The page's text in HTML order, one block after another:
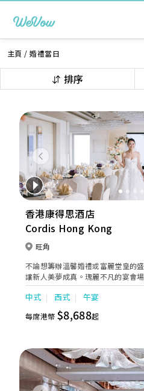
主頁 /婚禮當日
排序
Previous
香港康得思酒店
Cordis Hong Kong
旺角
不論想籌辦溫馨婚禮或富麗堂皇的
讓新人美夢成真。瑰麗不凡的宴會
服務，再加上奢華水晶婚禮紀念禮
造畢生難忘的回憶。
中式 西式 午宴
每席港幣 $8,688起